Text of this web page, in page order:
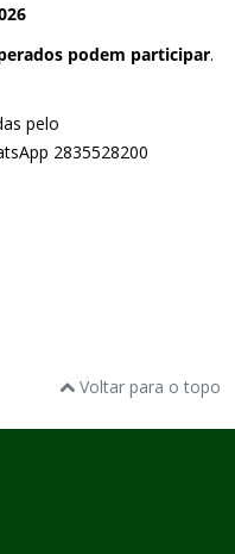
podem participar.
pelo
2835528200
Voltar para o topo